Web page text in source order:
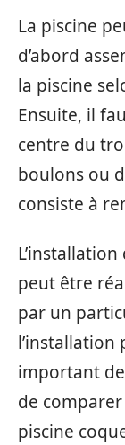
La piscine
d’abord
la piscine
Ensuite, il
centre du
boulons ou
consiste à
peut être
par un
l’installation
important
de comparer
piscine